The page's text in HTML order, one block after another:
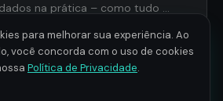
Engenharia de dados na prática – como tudo se conecta
dados
para melhorar sua experiência. Ao
você concorda com o uso de cookies
Política de Privacidade.